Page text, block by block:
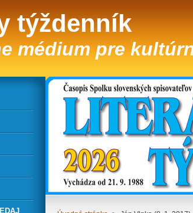
týždenník
médium pre